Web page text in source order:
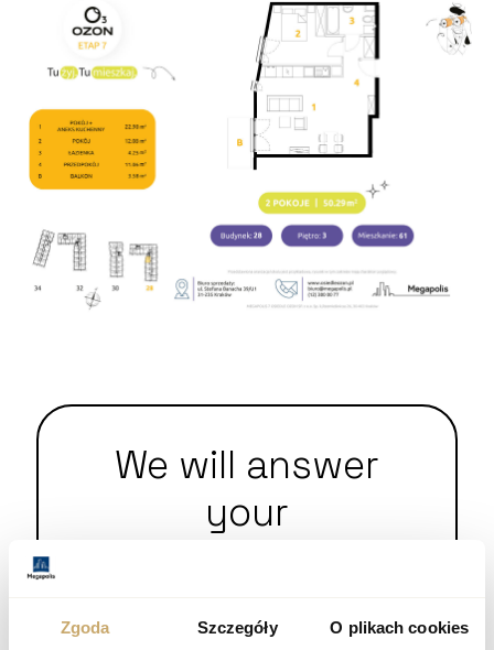
Zgoda Szczegóły O plikach cookies
We will answer
your
+48 12 300 00 77